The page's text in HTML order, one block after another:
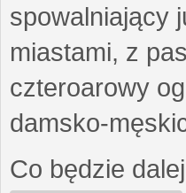
spowalniający
miastami, z
czteroarowy
damsko-
Co będzie